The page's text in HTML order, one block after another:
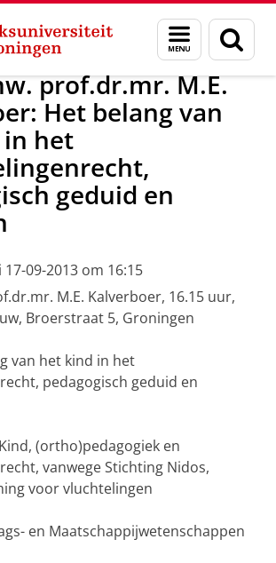
Menu
en
zoeken
Nieuws
prof.dr.mr. M.E.
Het belang van
het
geduid en
17-09-2013 om 16:15
M.E. Kalverboer, 16.15 uur,
Broerstraat 5, Groningen
van het kind in het
pedagogisch geduid en
(ortho)pedagogiek en
vanwege Stichting Nidos,
voor vluchtelingen
en Maatschappijwetenschappen